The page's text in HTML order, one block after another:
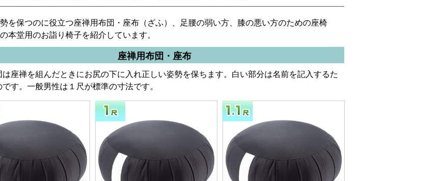
を保つのに役立つ座禅用布団・座布（ざふ）、足腰の弱い方、膝の悪い方のための座椅
本堂用のお詣り椅子を紹介しています。
座禅用布団・座布
は座禅を組んだときにお尻の下に入れ正しい姿勢を保ちます。白い部分は名前を記入するた
す。一般男性は１尺が標準の寸法です。